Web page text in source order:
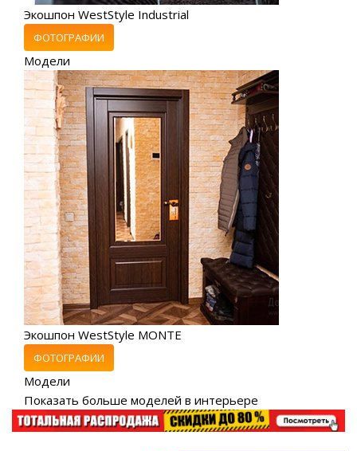
Экошпон WestStyle Industrial
ФОТОГРАФИИ
Модели
Экошпон WestStyle MONTE
ФОТОГРАФИИ
Модели
Показать больше моделей в интерьере